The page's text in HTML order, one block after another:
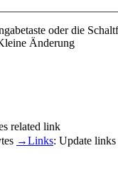
oder die
Änderung
related link
→‎Links: Update links